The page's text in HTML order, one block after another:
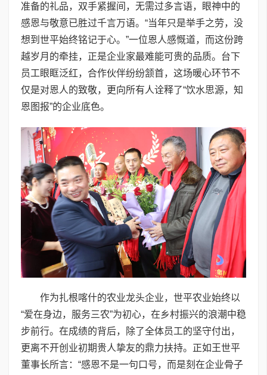
准备的礼品，双手紧握间，无需过多言语，眼神中的
感恩与敬意已胜过千言万语。“当年只是举手之劳，没
想到世平始终铭记于心。”一位恩人感慨道，而这份跨
越岁月的牵挂，正是企业家最难能可贵的品质。台下
员工眼眶泛红，合作伙伴纷纷颔首，这场暖心环节不
仅是对恩人的致敬，更向所有人诠释了“饮水思源，知
恩图报”的企业底色。
作为扎根喀什的农业龙头企业，世平农业始终以
“爱在身边，服务三农”为初心，在乡村振兴的浪潮中稳
步前行。在成绩的背后，除了全体员工的坚守付出，
更离不开创业初期贵人挚友的鼎力扶持。正如王世平
董事长所言：“感恩不是一句口号，而是刻在企业骨子